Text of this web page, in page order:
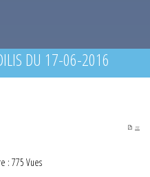
DU 17-06-2016
PDF
: 775 Vues